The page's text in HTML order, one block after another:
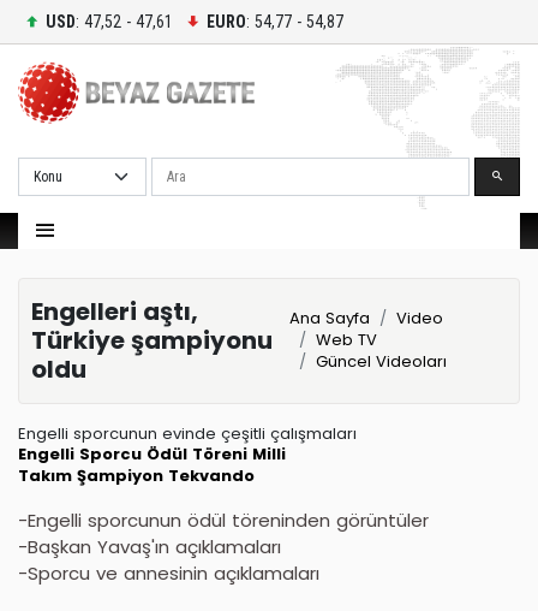
USD: 47,52 - 47,61 EURO: 54,77 - 54,87
Ara
Engelleri aştı,
Türkiye şampiyonu
oldu
Ana Sayfa
Video
Web TV
Güncel Videoları
Engelli sporcunun evinde çeşitli çalışmaları
Engelli Sporcu Ödül Töreni Milli
Takım Şampiyon Tekvando
-Engelli sporcunun ödül töreninden görüntüler
-Başkan Yavaş'ın açıklamaları
-Sporcu ve annesinin açıklamaları